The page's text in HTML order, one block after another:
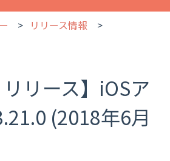
リリース情報
リリース】iOSア
(2018年6月